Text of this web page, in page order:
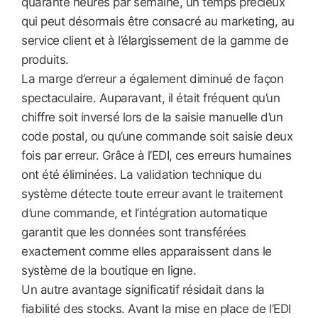
qui peut désormais être consacré au marketing, au
service client et à l’élargissement de la gamme de
produits.
La marge d’erreur a également diminué de façon
spectaculaire. Auparavant, il était fréquent qu’un
chiffre soit inversé lors de la saisie manuelle d’un
code postal, ou qu’une commande soit saisie deux
fois par erreur. Grâce à l’EDI, ces erreurs humaines
ont été éliminées. La validation technique du
système détecte toute erreur avant le traitement
d’une commande, et l’intégration automatique
garantit que les données sont transférées
exactement comme elles apparaissent dans le
système de la boutique en ligne.
Un autre avantage significatif résidait dans la
fiabilité des stocks. Avant la mise en place de l’EDI